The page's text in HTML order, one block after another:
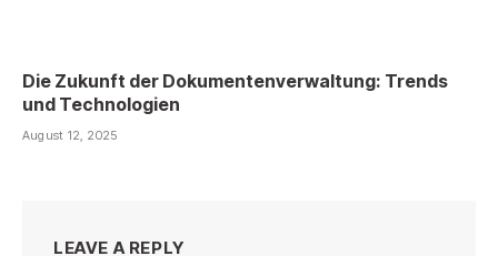
Die Zukunft der Dokumentenverwaltung: Trends
und Technologien
August 12, 2025
LEAVE A REPLY